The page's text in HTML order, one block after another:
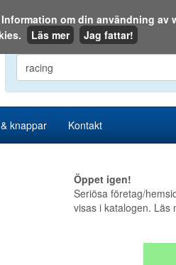
Sök i katalogen eller på webben:
knappar Kontakt
Öppet igen!
Seriösa företag/
visas i katalogen. Läs
om din användning av
Läs mer Jag fattar!